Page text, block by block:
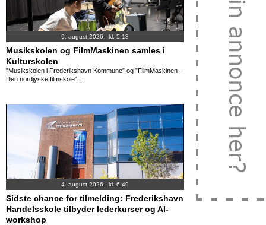
9. august 2026 - kl. 5:18
Musikskolen og FilmMaskinen samles i
Kulturskolen
”Musikskolen i Frederikshavn Kommune” og ”FilmMaskinen –
Den nordjyske filmskole”...
4. august 2026 - kl. 6:49
Sidste chance for tilmelding: Frederikshavn
Handelsskole tilbyder lederkurser og AI-
workshop